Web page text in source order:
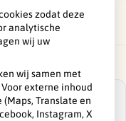
zodat deze
analytische
wij uw
wij samen met
externe inhoud
Translate en
Instagram, X